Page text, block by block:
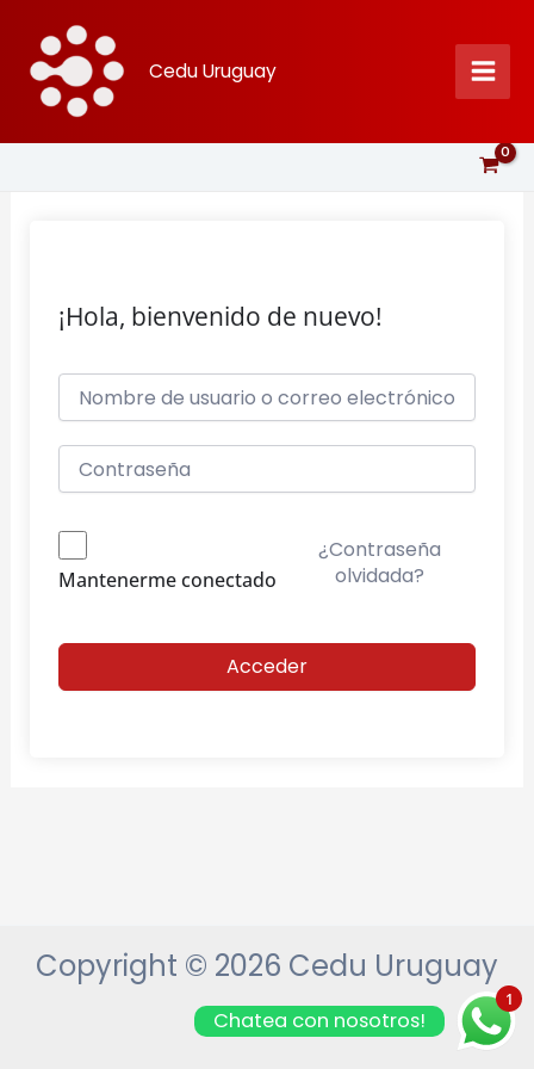
contenido
Cedu Uruguay
¡Hola, bienvenido de nuevo!
Mantenerme conectado
¿Contraseña
olvidada?
Acceder
Copyright © 2026 Cedu Uruguay
1
Chatea con nosotros!